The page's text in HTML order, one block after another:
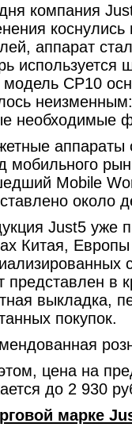
компания
аппарат
используется
модель СP10
необходимые
аппараты
мобильного
Mobile
около
Just5 уже
Китая,
представлен в
выкладка,
покупок.
цена на
до 2 930
марке